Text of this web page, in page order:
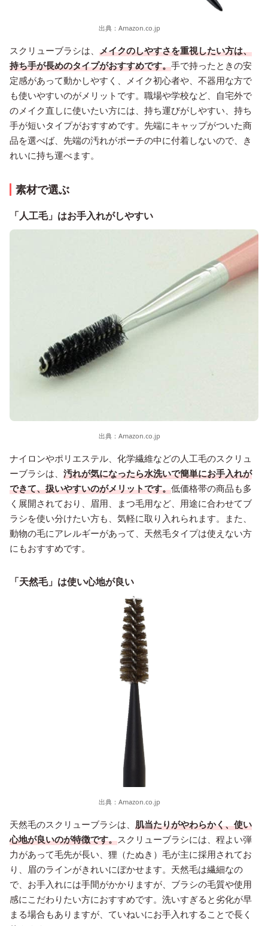
出典： Amazon.co.jp
スクリューブラシは、 メイクのしやすさを重視したい方は、
持ち手が長めのタイプがおすすめです。手で持ったときの安
定感があって動かしやすく、メイク初心者や、不器用な方で
も使いやすいのがメリットです。職場や学校など、自宅外で
のメイク直しに使いたい方には、持ち運びがしやすい、持ち
手が短いタイプがおすすめです。先端にキャップがついた商
品を選べば、先端の汚れがポーチの中に付着しないので、き
れいに持ち運べます。
素材で選ぶ
「人工毛」はお手入れがしやすい
出典： Amazon.co.jp
ナイロンやポリエステル、化学繊維などの人工毛のスクリュ
ーブラシは、 汚れが気になったら水洗いで簡単にお手入れが
できて、扱いやすいのがメリットです。低価格帯の商品も多
く展開されており、眉用、まつ毛用など、用途に合わせてブ
ラシを使い分けたい方も、気軽に取り入れられます。また、
動物の毛にアレルギーがあって、天然毛タイプは使えない方
にもおすすめです。
「天然毛」は使い心地が良い
出典： Amazon.co.jp
天然毛のスクリューブラシは、 肌当たりがやわらかく、使い
心地が良いのが特徴です。スクリューブラシには、程よい弾
力があって毛先が長い、狸（たぬき）毛が主に採用されてお
り、眉のラインがきれいにぼかせます。天然毛は繊細なの
で、お手入れには手間がかかりますが、ブラシの毛質や使用
感にこだわりたい方におすすめです。洗いすぎると劣化が早
まる場合もありますが、ていねいにお手入れすることで長く